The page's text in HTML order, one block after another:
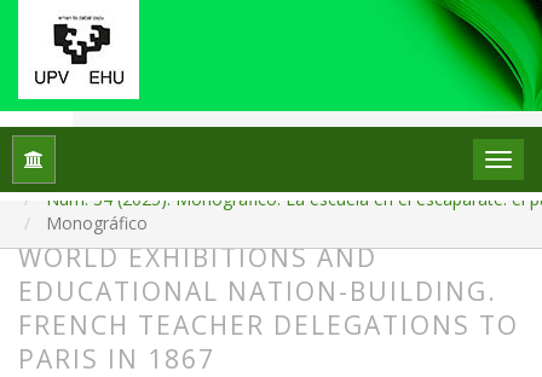
Inicio
Núm. 34 (2025): Monográfico: La escuela en el escaparate: el
Monográfico
WORLD EXHIBITIONS AND
EDUCATIONAL NATION-BUILDING.
FRENCH TEACHER DELEGATIONS TO
PARIS IN 1867